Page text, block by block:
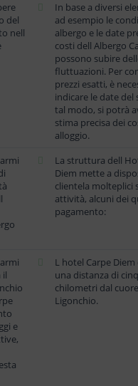
del
nell
In base a diversi
ad esempio le
albergo e le date
costi dell Albergo
possono subire
fluttuazioni. Per
prezzi esatti, è
indicare le date del
tal modo, si potrà
stima precisa dei
alloggio.
La struttura dell
Diem mette a
clientela molteplici
attività, alcuni dei
pagamento:
il
e
L hotel Carpe
una distanza di
chilometri dal
Ligonchio.